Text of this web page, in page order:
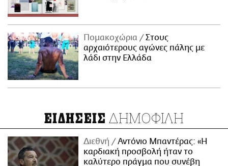
Πομακοχώρια
Στους
αρχαιότερους αγώνες πάλης με
λάδι στην Ελλάδα
ΕΙΔΗΣΕΙΣ ΔΗΜΟΦΙΛΗ
Διεθνή
Αντόνιο Μπαντέρας: «Η
καρδιακή προσβολή ήταν το
καλύτερο πράγμα που συνέβη